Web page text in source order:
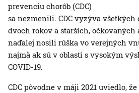
prevenciu chorôb (CDC)
sa nezmenili. CDC vyzýva všetkých
dvoch rokov a starších, očkovaných
naďalej nosili rúška vo verejných
najmä ak sú v oblasti s vysokým
COVID-19.
CDC pôvodne v máji 2021 uviedlo,